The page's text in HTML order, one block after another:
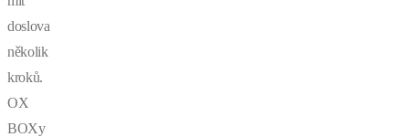
doslova
několik
kroků.
OX
BOXy